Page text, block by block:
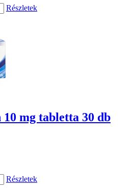
Részletek
mg tabletta 30 db
Részletek